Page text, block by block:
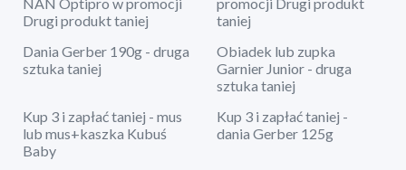
Drugi produkt taniej
taniej
Dania Gerber 190g - druga
sztuka taniej
Obiadek lub zupka
Garnier Junior - druga
sztuka taniej
Kup 3 i zapłać taniej - mus
lub mus+kaszka Kubuś
Baby
Kup 3 i zapłać taniej -
dania Gerber 125g